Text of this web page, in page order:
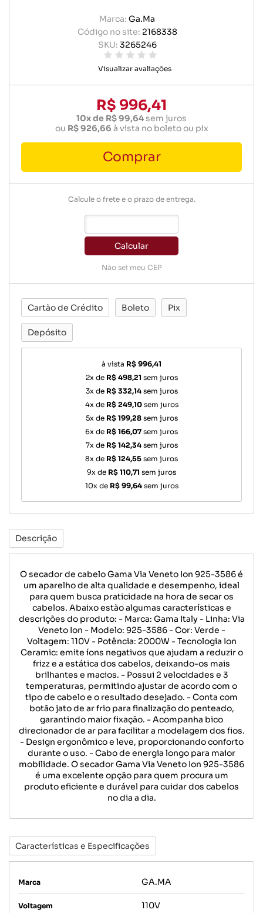
Marca: Ga.Ma
Código no site: 2168338
SKU: 3265246
Visualizar avaliações
R$ 996,41
10x de R$ 99,64sem juros
ou R$ 926,66 à vista no boleto ou pix
Comprar
Calcule o frete e o prazo de entrega.
Calcular
Não sei meu CEP
Cartão de Crédito Boleto Pix
Depósito
à vista R$ 996,41
2x de R$ 498,21 sem juros
3x de R$ 332,14sem juros
4x de R$ 249,10sem juros
5x de R$ 199,28sem juros
6x de R$ 166,07 sem juros
7x de R$ 142,34sem juros
8x de R$ 124,55 sem juros
9x de R$ 110,71 sem juros
10x de R$ 99,64sem juros
Descrição
O secador de cabelo Gama Via Veneto Ion 925-3586 é
um aparelho de alta qualidade e desempenho, ideal
para quem busca praticidade na hora de secar os
cabelos. Abaixo estão algumas características e
descrições do produto: - Marca: Gama Italy - Linha: Via
Veneto Ion - Modelo: 925-3586 - Cor: Verde -
Voltagem: 110V - Potência: 2000W - Tecnologia Ion
Ceramic: emite íons negativos que ajudam a reduzir o
frizz e a estática dos cabelos, deixando-os mais
brilhantes e macios. - Possui 2 velocidades e 3
temperaturas, permitindo ajustar de acordo com o
tipo de cabelo e o resultado desejado. - Conta com
botão jato de ar frio para finalização do penteado,
garantindo maior fixação. - Acompanha bico
direcionador de ar para facilitar a modelagem dos fios.
- Design ergonômico e leve, proporcionando conforto
durante o uso. - Cabo de energia longo para maior
mobilidade. O secador Gama Via Veneto Ion 925-3586
é uma excelente opção para quem procura um
produto eficiente e durável para cuidar dos cabelos
no dia a dia.
Características e Especificações
Marca GA.MA
Voltagem 110V